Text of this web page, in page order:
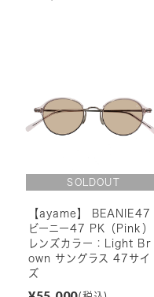
【ayame】 BEANIE47
ビーニー47 PK（Pink）
レンズカラー：Light Br
own サングラス 47サイ
ズ